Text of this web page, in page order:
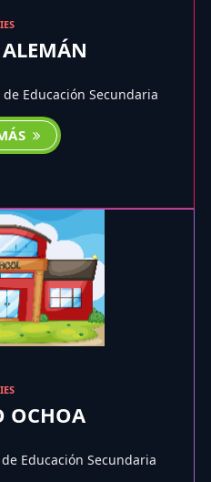
IES
Educación Secundaria
IES
OCHOA
Educación Secundaria